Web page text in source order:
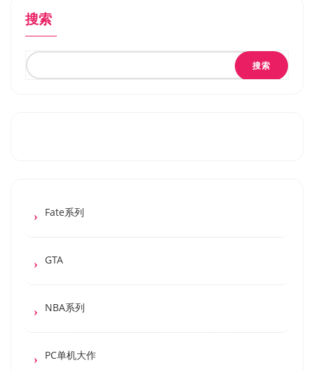
搜索
搜索
Fate系列
GTA
NBA系列
PC单机大作